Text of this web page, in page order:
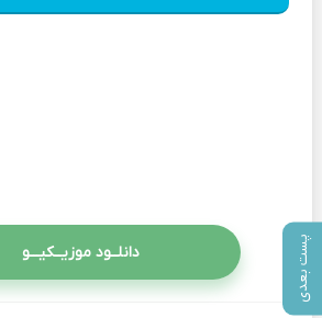
پست بعدی دانلــود موزیــکیـــو